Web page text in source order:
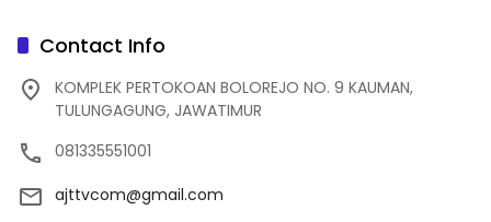
Contact Info
KOMPLEK PERTOKOAN BOLOREJO NO. 9 KAUMAN,
TULUNGAGUNG, JAWATIMUR
081335551001
ajttvcom@gmail.com